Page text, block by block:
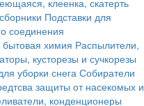
клеенка, скатерть
Подставки для
соединения
химия Распылители,
кусторезы и сучкорезы
уборки снегаСобиратели
защиты от насекомых и
конденционеры